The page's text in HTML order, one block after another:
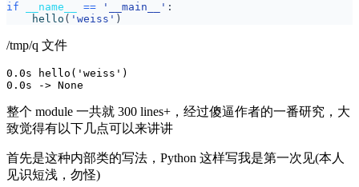
if
__name__ == '__main__' :
hello ( 'weiss' )
/tmp/q 文件
0.0s hello('weiss')
整个 module 一共就 300 lines+，经过傻逼作者的一番研究，大
致觉得有以下几点可以来讲讲
首先是这种内部类的写法，Python 这样写我是第一次见(本人
见识短浅，勿怪)